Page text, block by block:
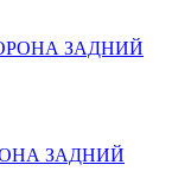
ЗАДНИЙ